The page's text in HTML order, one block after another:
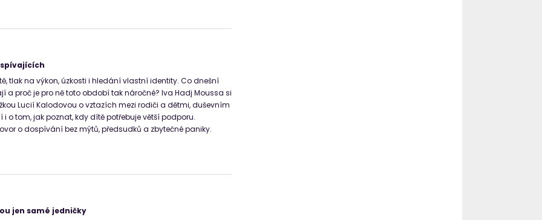
tlak na výkon, úzkosti i hledání vlastní identity. Co dnešní
a proč je pro ně toto období tak náročné? Iva Hadj Moussa si
Lucií Kalodovou o vztazích mezi rodiči a dětmi, duševním
o tom, jak poznat, kdy dítě potřebuje větší podporu.
o dospívání bez mýtů, předsudků a zbytečné paniky.
jen samé jedničky